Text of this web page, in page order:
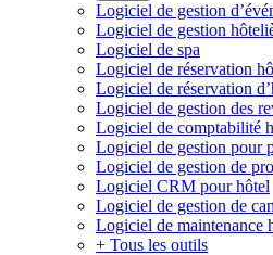
Logiciel de gestion
Logiciel de gestion
Logiciel de spa
Logiciel de réservation
Logiciel de réservation
Logiciel de gestion des
Logiciel de comptabilité
Logiciel de gestion pour
Logiciel de gestion de
Logiciel CRM pour hôtel
Logiciel de gestion de
Logiciel de maintenance
+ Tous les outils